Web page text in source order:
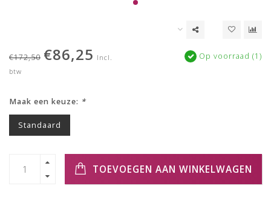
€172,50 €86,25 Incl.
btw
Op voorraad (1)
Maak een keuze: *
Standaard
TOEVOEGEN AAN WINKELWAGEN